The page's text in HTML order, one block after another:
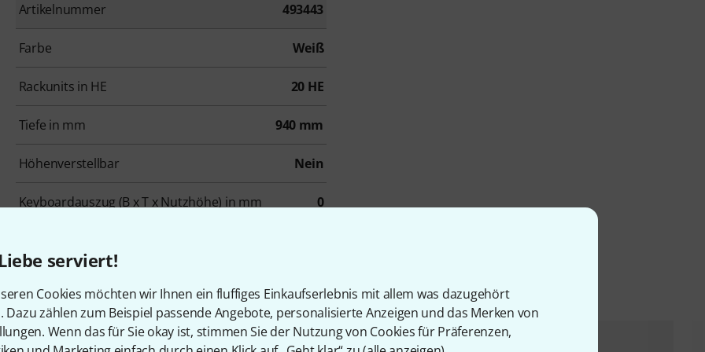
serviert!
Cookies möchten wir Ihnen ein fluffiges Einkaufserlebnis mit allem was dazugehört
Dazu zählen zum Beispiel passende Angebote, personalisierte Anzeigen und das Merken von
Wenn das für Sie okay ist, stimmen Sie der Nutzung von Cookies für Präferenzen,
Artikelnummer 493443
Farbe Weiß
Rackunits in HE 20 HE
Tiefe in mm 940 mm
Höhenverstellbar Nein
Keyboardauszug (B x T x Nutzhöhe) in mm 0
Zubehör & passende Artikel